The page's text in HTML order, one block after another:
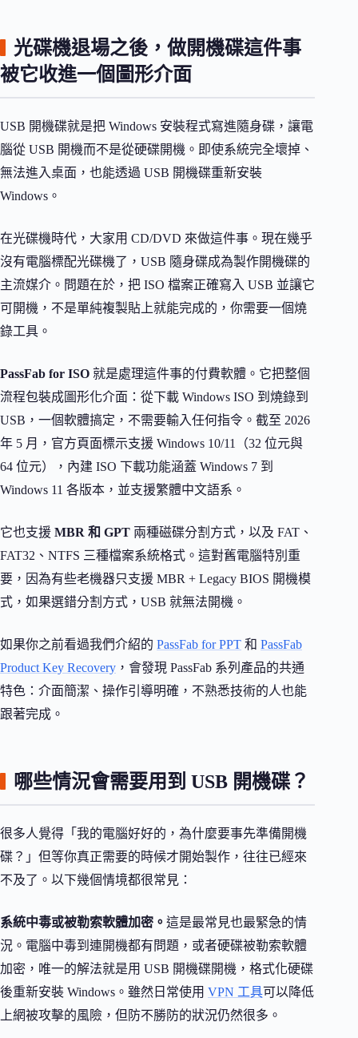
光碟機退場之後，做開機碟這件事
被它收進一個圖形介面
USB 開機碟就是把 Windows 安裝程式寫進隨身碟，讓電
腦從 USB 開機而不是從硬碟開機。即使系統完全壞掉、
無法進入桌面，也能透過 USB 開機碟重新安裝
Windows。
在光碟機時代，大家用 CD/DVD 來做這件事。現在幾乎
沒有電腦標配光碟機了，USB 隨身碟成為製作開機碟的
主流媒介。問題在於，把 ISO 檔案正確寫入 USB 並讓它
可開機，不是單純複製貼上就能完成的，你需要一個燒
錄工具。
PassFab for ISO 就是處理這件事的付費軟體。它把整個
流程包裝成圖形化介面：從下載 Windows ISO 到燒錄到
USB，一個軟體搞定，不需要輸入任何指令。截至 2026
年 5 月，官方頁面標示支援 Windows 10/11（32 位元與
64 位元），內建 ISO 下載功能涵蓋 Windows 7 到
Windows 11 各版本，並支援繁體中文語系。
它也支援 MBR 和 GPT 兩種磁碟分割方式，以及 FAT、
FAT32、NTFS 三種檔案系統格式。這對舊電腦特別重
要，因為有些老機器只支援 MBR + Legacy BIOS 開機模
式，如果選錯分割方式，USB 就無法開機。
如果你之前看過我們介紹的 PassFab for PPT 和 PassFab
Product Key Recovery ，會發現 PassFab 系列產品的共通
特色：介面簡潔、操作引導明確，不熟悉技術的人也能
跟著完成。
哪些情況會需要用到 USB 開機碟？
很多人覺得「我的電腦好好的，為什麼要事先準備開機
碟？」但等你真正需要的時候才開始製作，往往已經來
不及了。以下幾個情境都很常見：
系統中毒或被勒索軟體加密。 這是最常見也最緊急的情
況。電腦中毒到連開機都有問題，或者硬碟被勒索軟體
加密，唯一的解法就是用 USB 開機碟開機，格式化硬碟
後重新安裝 Windows。雖然日常使用 VPN 工具可以降低
上網被攻擊的風險，但防不勝防的狀況仍然很多。